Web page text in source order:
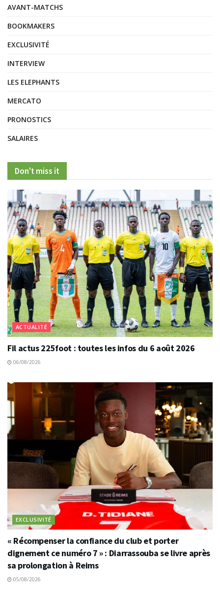
AVANT-MATCHS
BOOKMAKERS
EXCLUSIVITÉ
INTERVIEW
LES ELEPHANTS
MERCATO
PRONOSTICS
SALAIRES
Don't miss it
ACTUALITÉ
Fil actus 225foot : toutes les infos du 6 août 2026
06/08/2026
EXCLUSIVITÉ
« Récompenser la confiance du club et porter
dignement ce numéro 7 » : Diarrassouba se livre après
sa prolongation à Reims
05/08/2026